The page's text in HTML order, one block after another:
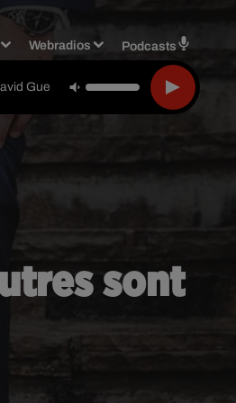
Webradios Podcasts
Guetta & Jennifer Lopez
sont